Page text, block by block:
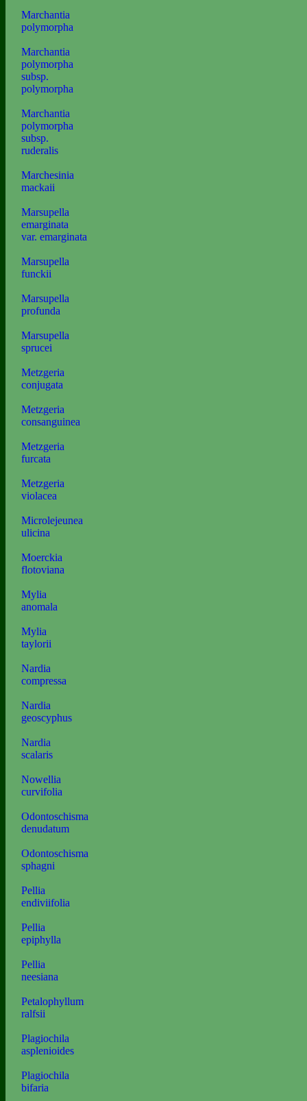
Marchantia
polymorpha
Marchantia
polymorpha
subsp.
polymorpha
Marchantia
polymorpha
subsp.
ruderalis
Marchesinia
mackaii
Marsupella
emarginata
var. emarginata
Marsupella
funckii
Marsupella
profunda
Marsupella
sprucei
Metzgeria
conjugata
Metzgeria
consanguinea
Metzgeria
furcata
Metzgeria
violacea
Microlejeunea
ulicina
Moerckia
flotoviana
Mylia
anomala
Mylia
taylorii
Nardia
compressa
Nardia
geoscyphus
Nardia
scalaris
Nowellia
curvifolia
Odontoschisma
denudatum
Odontoschisma
sphagni
Pellia
endiviifolia
Pellia
epiphylla
Pellia
neesiana
Petalophyllum
ralfsii
Plagiochila
asplenioides
Plagiochila
bifaria